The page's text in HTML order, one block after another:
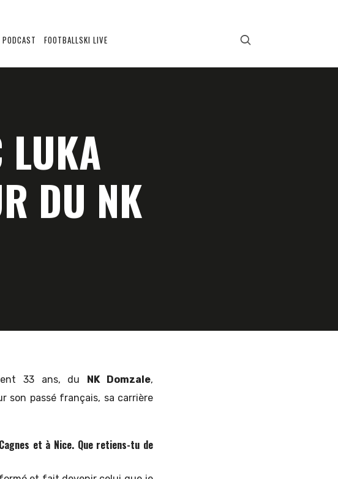
PODCAST FOOTBALLSKI LIVE
LUKA
DU NK
33 ans, du NK Domzale,
son passé français, sa carrière
et à Nice. Que retiens-tu de